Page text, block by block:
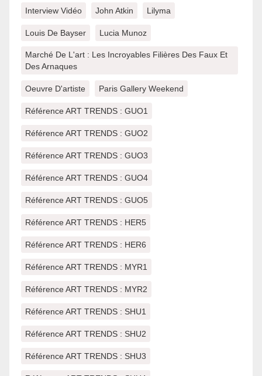
Interview Vidéo John Atkin Lilyma
Louis De Bayser Lucia Munoz
Marché De L'art : Les Incroyables Filières Des Faux Et
Des Arnaques
Oeuvre D'artiste Paris Gallery Weekend
Référence ART TRENDS : GUO1
Référence ART TRENDS : GUO2
Référence ART TRENDS : GUO3
Référence ART TRENDS : GUO4
Référence ART TRENDS : GUO5
Référence ART TRENDS : HER5
Référence ART TRENDS : HER6
Référence ART TRENDS : MYR1
Référence ART TRENDS : MYR2
Référence ART TRENDS : SHU1
Référence ART TRENDS : SHU2
Référence ART TRENDS : SHU3